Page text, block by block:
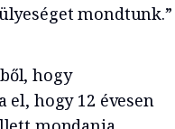
mondtunk.”
hogy
hogy 12 évesen